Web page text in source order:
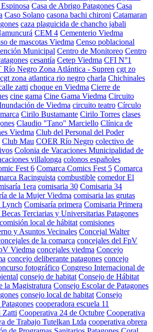
Casa de Abrigo Patagones Casa
Caso Solano casona bachi chironi Catamaran
caza plaguicida de chancho jabali
CEM 4 Cementerio Viedma
de mascotas Viedma Censo poblacional
Municipal Centro de Monitoreo Centro
cesantía Cetep Viedma CFI N°1
Río Negro Zona Atlántica - Supren cgt zo
cgt zona atlantica rio negro charla Chichinales
zatti choque en Viedma Cierre de
cine gama Cine Gama Viedma Circuito
de Viedma circuito teatro Círculo
Cirilo Bustamante Cirilo Torres clases
Claudio "Tano" Marciello Clínica de
Viedma Club del Personal del Poder
Club Mau COER Río Negro colectivo de
Colonia de Vacaciones Municipalidad de
villalonga colonos españoles
Fest 6 Comarca Comics Fest 5 Comarca
Racinguista combustible comedor El
1era comisaria 30 Comisaria 34
de la Mujer Viedma comisaria las grutas
Lynch Comisaría primera Comisaria Primera
Terciarias y Universitarias Patagones
comisión local de hábitat comisiones
y Asuntos Vecinales Concejal Walter
de la comarca concejales del FpV
Viedma concejales viedma Concejo
concejo deliberante patagones concejo
fotográfico Congreso Internacional de
consejo de habitat Consejo de Hábitat
la Magistratura Consejo Escolar de Patagones
consejo local de habitat Consejo
cooperadora escuela 11
Zatti Cooperativa 24 de Octubre Cooperativa
de Trabajo Tutelkan Ltda cooperativa obrera